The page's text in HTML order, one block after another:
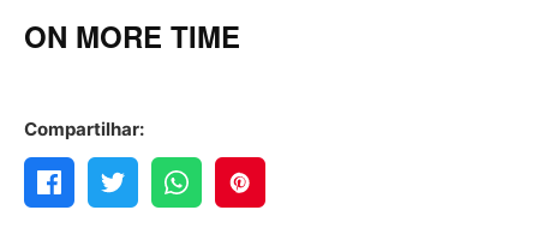
ON MORE TIME
Compartilhar: